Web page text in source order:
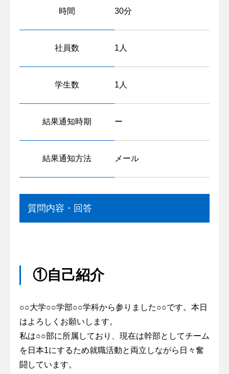
時間 30分
社員数 1人
学生数 1人
結果通知時期 ー
結果通知方法 メール
質問内容・回答
①自己紹介
○○大学○○学部○○学科から参りました○○です。本日
はよろしくお願いします。
私は○○部に所属しており、現在は幹部としてチーム
を日本1にするため就職活動と両立しながら日々奮
闘しています。